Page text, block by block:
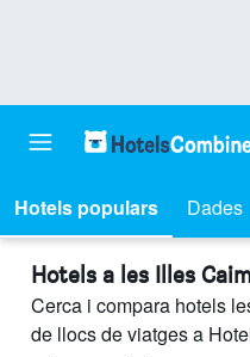
Hotels populars Dades
Hotels a les Illes
Cerca i compara hotels
de llocs de viatges a